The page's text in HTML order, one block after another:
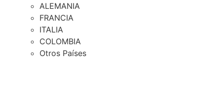
ALEMANIA
FRANCIA
ITALIA
COLOMBIA
Otros Países